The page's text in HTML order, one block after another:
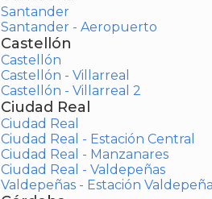
Santander
Santander - Aeropuerto
Castellón
Castellón
Castellón - Villarreal
Castellón - Villarreal 2
Ciudad Real
Ciudad Real
Ciudad Real - Estación Central
Ciudad Real - Manzanares
Ciudad Real - Valdepeñas
Valdepeñas - Estación